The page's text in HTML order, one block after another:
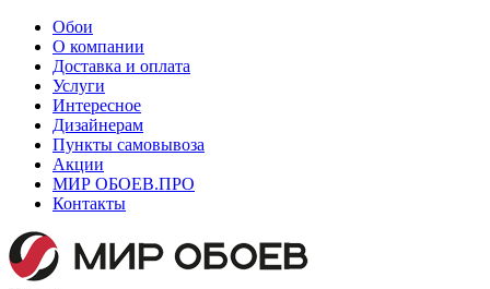
Обои
О компании
Доставка и оплата
Услуги
Интересное
Дизайнерам
Пункты самовывоза
Акции
МИР ОБОЕВ.ПРО
Контакты